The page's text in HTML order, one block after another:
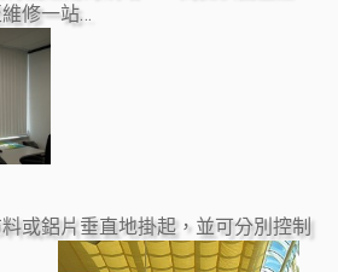
修一站…
或鋁片垂直地掛起，並可分別控制